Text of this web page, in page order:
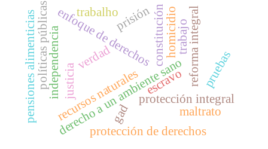
constitución
derecho a un ambiente sano
recursos naturales
enfoque de derechos
protección integral
reforma integral
políticas públicas verdad homicidio
pruebas
justicia
prisión
pensiones alimenticias trabalho
escravo
gad
protección de derechos
maltrato
trabajo
independencia